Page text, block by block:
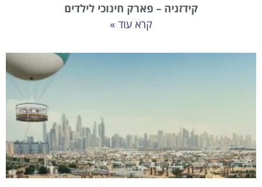
קידזניה – פארק חינוכי לילדים
קרא עוד »